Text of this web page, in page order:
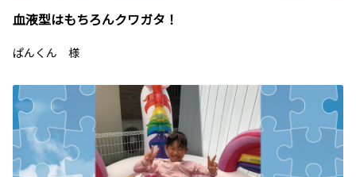
血液型はもちろんクワガタ！
ぱんくん 様